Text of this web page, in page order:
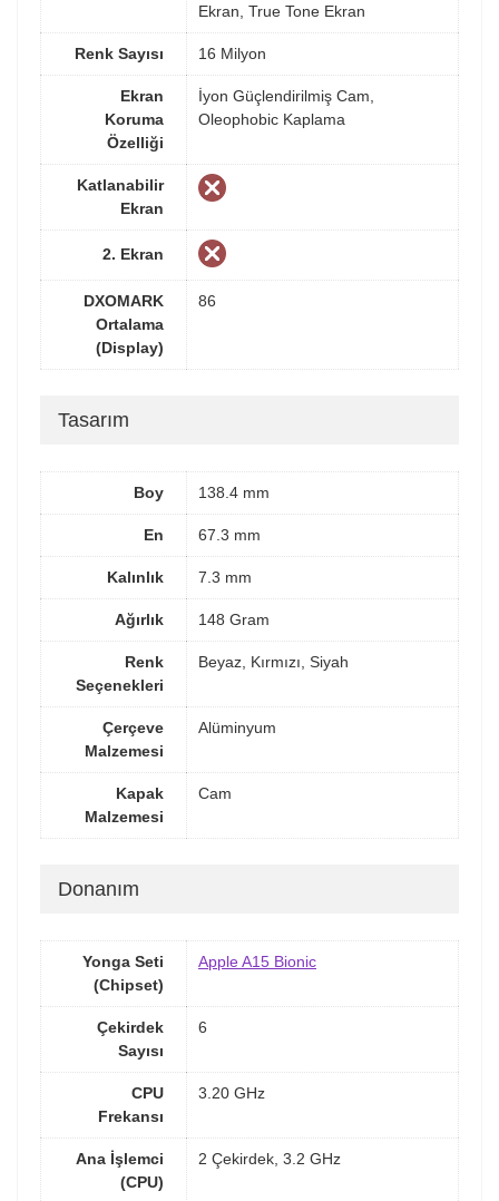
Ekran, True Tone Ekran
Renk Sayısı 16 Milyon
Ekran
Koruma
Özelliği
İyon Güçlendirilmiş Cam,
Oleophobic Kaplama
Katlanabilir
Ekran
2. Ekran
DXOMARK
Ortalama
(Display)
86
Tasarım
Boy 138.4 mm
En 67.3 mm
Kalınlık 7.3 mm
Ağırlık 148 Gram
Renk
Seçenekleri
Beyaz, Kırmızı, Siyah
Çerçeve
Malzemesi
Alüminyum
Kapak
Malzemesi
Cam
Donanım
Yonga Seti
(Chipset)
Apple A15 Bionic
Çekirdek
Sayısı
6
CPU
Frekansı
3.20 GHz
Ana İşlemci
(CPU)
2 Çekirdek, 3.2 GHz